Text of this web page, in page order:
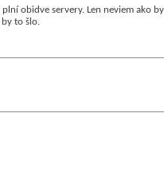
obidve servery. Len neviem ako
by to šlo.